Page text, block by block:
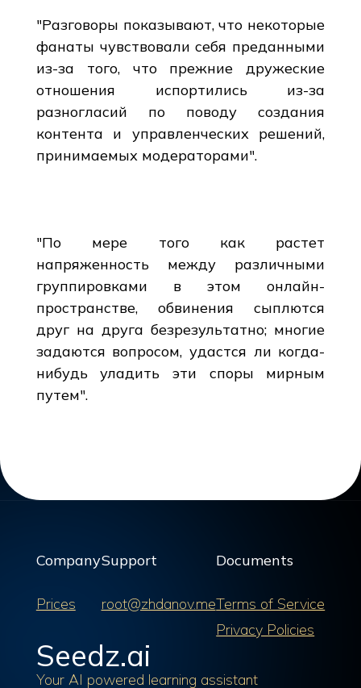
"Разговоры показывают, что некоторые
фанаты чувствовали себя преданными
из-за того, что прежние дружеские
отношения испортились из-за
разногласий по поводу создания
контента и управленческих решений,
принимаемых модераторами".
"По мере того как растет
напряженность между различными
группировками в этом онлайн-
пространстве, обвинения сыплются
друг на друга безрезультатно; многие
задаются вопросом, удастся ли когда-
нибудь уладить эти споры мирным
путем".
Company
Prices
Support
root@zhdanov.me
Documents
Terms of Service
Privacy Policies
Seedz.ai
Your AI powered learning assistant